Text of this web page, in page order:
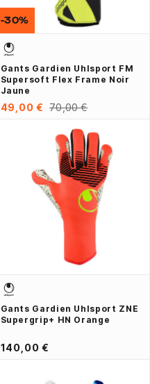
Gants Gardien Uhlsport FM
Supersoft Flex Frame Noir
Jaune
49,00 € 70,00 €
-30%
Gants Gardien Uhlsport ZNE
Supergrip+ HN Orange
140,00 €